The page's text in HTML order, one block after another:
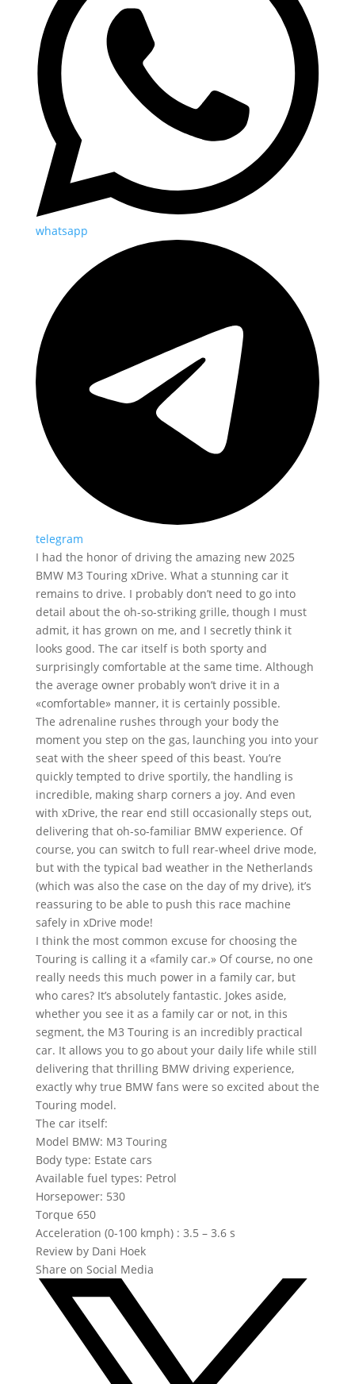
whatsapp
telegram
I had the honor of driving the amazing new 2025
BMW M3 Touring xDrive. What a stunning car it
remains to drive. I probably don’t need to go into
detail about the oh-so-striking grille, though I must
admit, it has grown on me, and I secretly think it
looks good. The car itself is both sporty and
surprisingly comfortable at the same time. Although
the average owner probably won’t drive it in a
«comfortable» manner, it is certainly possible.
The adrenaline rushes through your body the
moment you step on the gas, launching you into your
seat with the sheer speed of this beast. You’re
quickly tempted to drive sportily, the handling is
incredible, making sharp corners a joy. And even
with xDrive, the rear end still occasionally steps out,
delivering that oh-so-familiar BMW experience. Of
course, you can switch to full rear-wheel drive mode,
but with the typical bad weather in the Netherlands
(which was also the case on the day of my drive), it’s
reassuring to be able to push this race machine
safely in xDrive mode!
I think the most common excuse for choosing the
Touring is calling it a «family car.» Of course, no one
really needs this much power in a family car, but
who cares? It’s absolutely fantastic. Jokes aside,
whether you see it as a family car or not, in this
segment, the M3 Touring is an incredibly practical
car. It allows you to go about your daily life while still
delivering that thrilling BMW driving experience,
exactly why true BMW fans were so excited about the
Touring model.
The car itself:
Model BMW: M3 Touring
Body type: Estate cars
Available fuel types: Petrol
Horsepower: 530
Torque 650
Acceleration (0-100 kmph) : 3.5 – 3.6 s
Review by Dani Hoek
Share on Social Media